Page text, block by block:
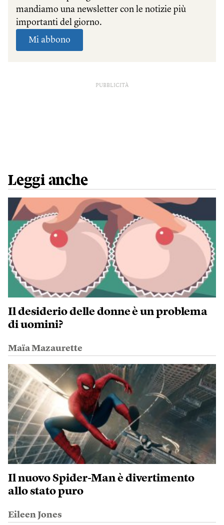
PUBBLICITÀ
Leggi anche
Il desiderio delle donne è un problema
di uomini?
Maïa Mazaurette
Il nuovo Spider-Man è divertimento
allo stato puro
Eileen Jones